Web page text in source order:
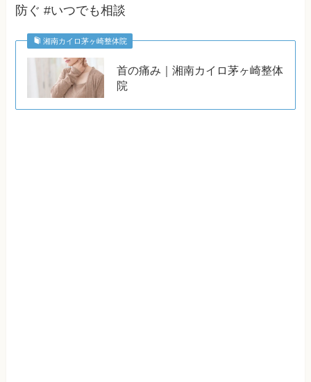
防ぐ #いつでも相談
湘南カイロ茅ヶ崎整体院
首の痛み｜湘南カイロ茅ヶ崎整体
院